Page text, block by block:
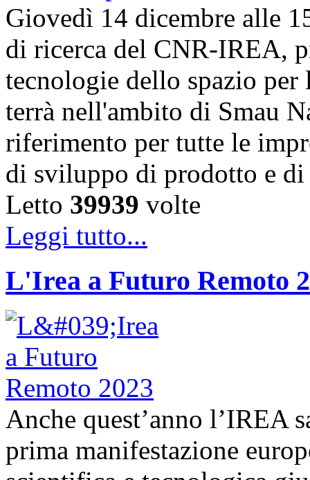
Giovedì 14 dicembre alle
di ricerca del CNR-IREA,
tecnologie dello spazio per
terrà nell'ambito di Smau
riferimento per tutte le
di sviluppo di prodotto e
Letto 39939 volte
Leggi tutto...
L'Irea a Futuro Remoto
Anche quest’anno l’IREA
prima manifestazione